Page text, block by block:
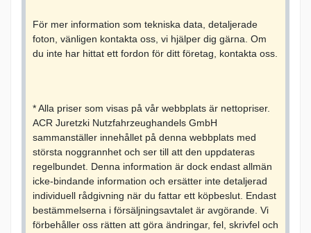
För mer information som tekniska data, detaljerade
foton, vänligen kontakta oss, vi hjälper dig gärna. Om
du inte har hittat ett fordon för ditt företag, kontakta oss.
* Alla priser som visas på vår webbplats är nettopriser.
ACR Juretzki Nutzfahrzeughandels GmbH
sammanställer innehållet på denna webbplats med
största noggrannhet och ser till att den uppdateras
regelbundet. Denna information är dock endast allmän
icke-bindande information och ersätter inte detaljerad
individuell rådgivning när du fattar ett köpbeslut. Endast
bestämmelserna i försäljningsavtalet är avgörande. Vi
förbehåller oss rätten att göra ändringar, fel, skrivfel och